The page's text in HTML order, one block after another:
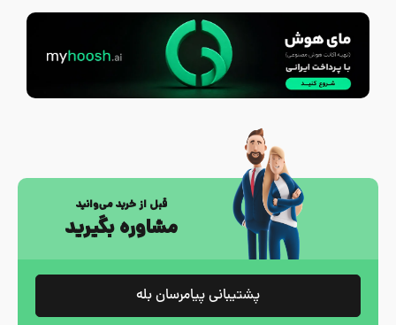
قبل از خرید می‌وانید
مشاوره بگیرید
پشتیبانی پیامرسان بله